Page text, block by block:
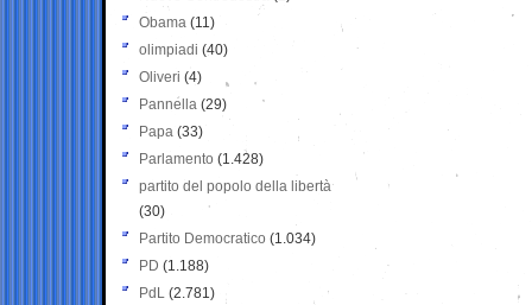
Obama (11)
olimpiadi (40)
Oliveri (4)
Pannella (29)
Papa (33)
Parlamento (1.428)
partito del popolo della libertà
(30)
Partito Democratico (1.034)
PD (1.188)
PdL (2.781)